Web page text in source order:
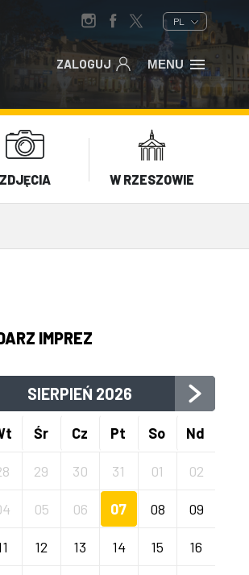
PL
ZALOGUJ MENU
ZDJĘCIA W RZESZOWIE
IMPREZ
SIERPIEŃ 2026
Śr Cz Pt So Nd
29 30 31 01 02
05 06 07 08 09
12 13 14 15 16